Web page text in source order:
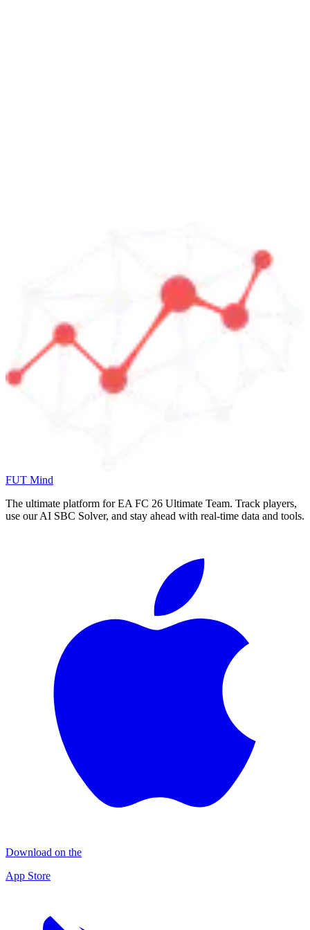
FUT Mind
The ultimate platform for EA FC 26 Ultimate Team. Track players,
use our AI SBC Solver, and stay ahead with real-time data and tools.
Download on the
App Store